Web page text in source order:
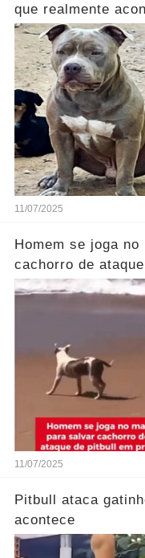
que realmente
11/07/2025
Homem se joga
cachorro de
11/07/2025
Pitbull ataca
acontece